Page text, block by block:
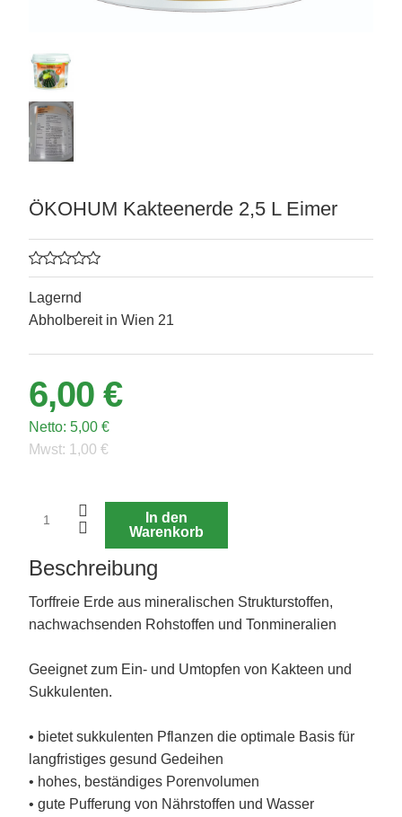
ÖKOHUM Kakteenerde 2,5 L Eimer
Lagernd
Abholbereit in Wien 21
6,00 €
Netto: 5,00 €
Mwst: 1,00 €
In den
Warenkorb
Beschreibung
Torffreie Erde aus mineralischen Strukturstoffen,
nachwachsenden Rohstoffen und Tonmineralien
Geeignet zum Ein- und Umtopfen von Kakteen und
Sukkulenten.
• bietet sukkulenten Pflanzen die optimale Basis für
langfristiges gesund Gedeihen
• hohes, beständiges Porenvolumen
• gute Pufferung von Nährstoffen und Wasser